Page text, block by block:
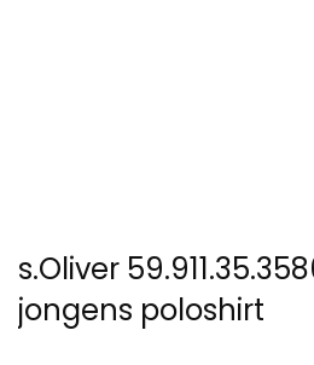
s.Oliver
jongens poloshirt